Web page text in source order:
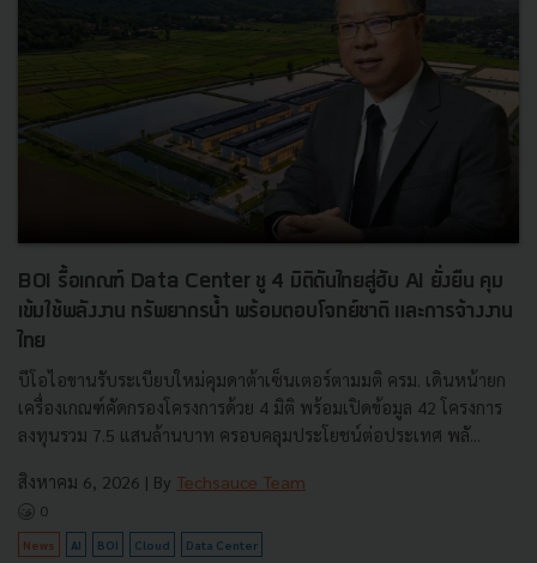
BOI รื้อเกณฑ์ Data Center ชู 4 มิติดันไทยสู่ฮับ AI ยั่งยืน คุม
เข้มใช้พลังงาน ทรัพยากรน้ำ พร้อมตอบโจทย์ชาติ และการจ้างงาน
ไทย
บีโอไอขานรับระเบียบใหม่คุมดาต้าเซ็นเตอร์ตามมติ ครม. เดินหน้ายก
เครื่องเกณฑ์คัดกรองโครงการด้วย 4 มิติ พร้อมเปิดข้อมูล 42 โครงการ
ลงทุนรวม 7.5 แสนล้านบาท ครอบคลุมประโยชน์ต่อประเทศ พลั...
สิงหาคม 6, 2026 | By Techsauce Team
0
News AI BOI Cloud Data Center